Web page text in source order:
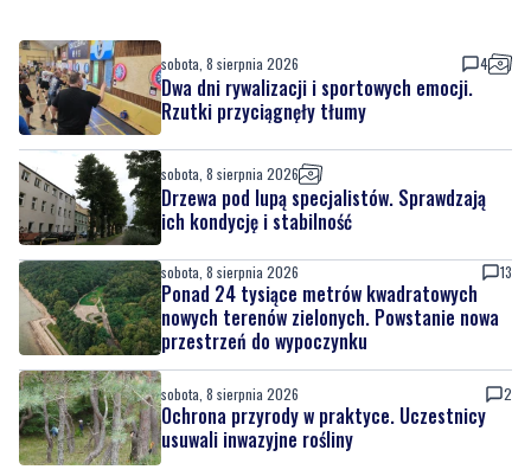
sobota, 8 sierpnia 2026 4
Dwa dni rywalizacji i sportowych emocji.
Rzutki przyciągnęły tłumy
sobota, 8 sierpnia 2026
Drzewa pod lupą specjalistów. Sprawdzają
ich kondycję i stabilność
sobota, 8 sierpnia 2026 13
Ponad 24 tysiące metrów kwadratowych
nowych terenów zielonych. Powstanie nowa
przestrzeń do wypoczynku
sobota, 8 sierpnia 2026 2
Ochrona przyrody w praktyce. Uczestnicy
usuwali inwazyjne rośliny